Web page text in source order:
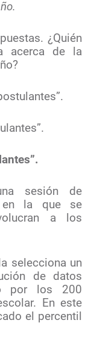
¿Quién
acerca de la
sesión de
en la que se
a los
selecciona un
de datos
por los 200
En este
el percentil